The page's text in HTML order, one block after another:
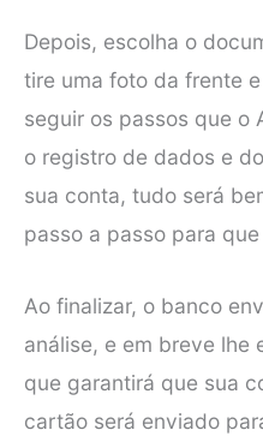
Depois, escolha o
tire uma foto da frente
seguir os passos que o
o registro de dados e
sua conta, tudo será
passo a passo para
Ao finalizar, o banco
análise, e em breve lhe
que garantirá que sua
cartão será enviado